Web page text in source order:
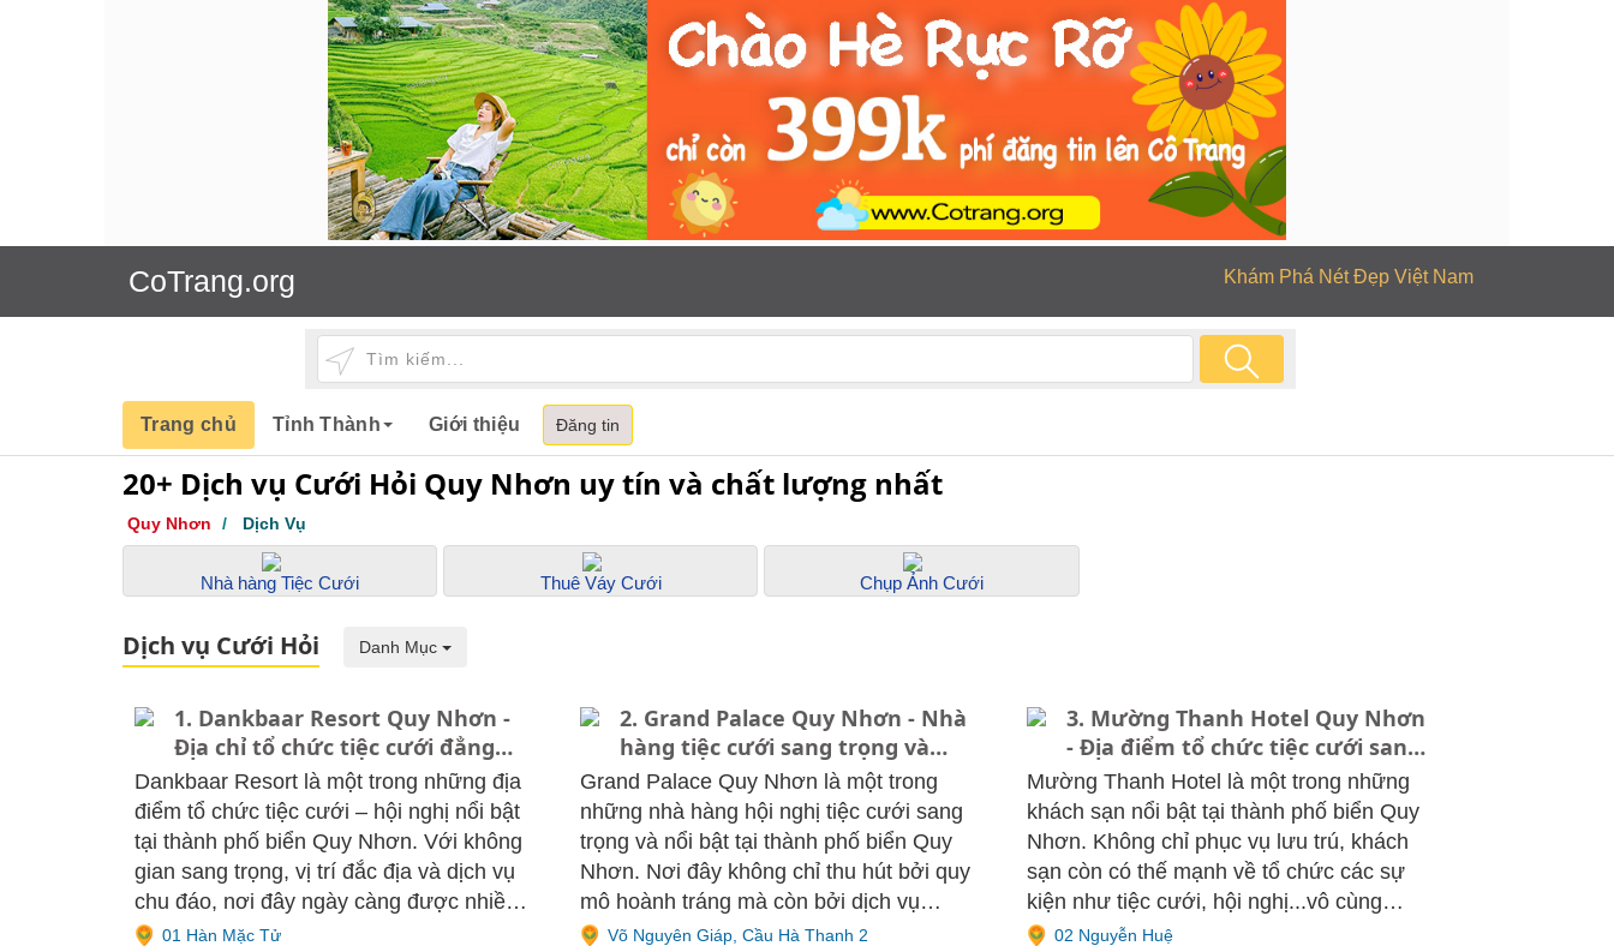
CoTrang.org Khám Phá Nét Đẹp Việt Nam
Trang chủ Tỉnh Thành Giới thiệu Đăng tin
20+ Dịch vụ Cưới Hỏi Quy Nhơn uy tín và chất lượng nhất
Quy Nhơn / Dịch Vụ
Nhà hàng Tiệc Cưới Thuê Váy Cưới Chụp Ảnh Cưới
Dịch vụ Cưới Hỏi Danh Mục
1. Dankbaar Resort Quy Nhơn -
Địa chỉ tổ chức tiệc cưới đẳng
cấp, bảng giá
Dankbaar Resort là một trong những địa
điểm tổ chức tiệc cưới – hội nghị nổi bật
tại thành phố biển Quy Nhơn. Với không
gian sang trọng, vị trí đắc địa và dịch vụ
chu đáo, nơi đây ngày càng được nhiều
cặp đôi cũng như doanh nghiệp lựa chọn
01 Hàn Mặc Tử
2. Grand Palace Quy Nhơn - Nhà
hàng tiệc cưới sang trọng và
chất lượng, bảng giá
Grand Palace Quy Nhơn là một trong
những nhà hàng hội nghị tiệc cưới sang
trọng và nổi bật tại thành phố biển Quy
Nhơn. Nơi đây không chỉ thu hút bởi quy
mô hoành tráng mà còn bởi dịch vụ
chuyên nghiệp, không gian hiện đại và
Võ Nguyên Giáp, Cầu Hà Thanh 2
3. Mường Thanh Hotel Quy Nhơn
- Địa điểm tổ chức tiệc cưới sang
trọng, bảng giá
Mường Thanh Hotel là một trong những
khách sạn nổi bật tại thành phố biển Quy
Nhơn. Không chỉ phục vụ lưu trú, khách
sạn còn có thế mạnh về tổ chức các sự
kiện như tiệc cưới, hội nghị...vô cùng
chuyên nghiệp và sang trọng. Với vị trí
02 Nguyễn Huệ